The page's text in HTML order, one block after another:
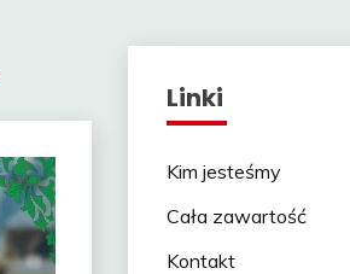
Linki
Kim jesteśmy
Cała zawartość
Kontakt